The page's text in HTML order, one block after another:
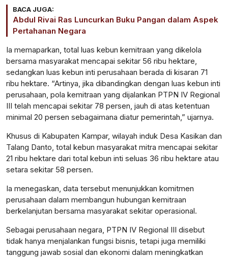
BACA JUGA:
Abdul Rivai Ras Luncurkan Buku Pangan dalam Aspek
Pertahanan Negara
Ia memaparkan, total luas kebun kemitraan yang dikelola
bersama masyarakat mencapai sekitar 56 ribu hektare,
sedangkan luas kebun inti perusahaan berada di kisaran 71
ribu hektare. “Artinya, jika dibandingkan dengan luas kebun inti
perusahaan, pola kemitraan yang dijalankan PTPN IV Regional
III telah mencapai sekitar 78 persen, jauh di atas ketentuan
minimal 20 persen sebagaimana diatur pemerintah,” ujarnya.
Khusus di Kabupaten Kampar, wilayah induk Desa Kasikan dan
Talang Danto, total kebun masyarakat mitra mencapai sekitar
21 ribu hektare dari total kebun inti seluas 36 ribu hektare atau
setara sekitar 58 persen.
Ia menegaskan, data tersebut menunjukkan komitmen
perusahaan dalam membangun hubungan kemitraan
berkelanjutan bersama masyarakat sekitar operasional.
Sebagai perusahaan negara, PTPN IV Regional III disebut
tidak hanya menjalankan fungsi bisnis, tetapi juga memiliki
tanggung jawab sosial dan ekonomi dalam meningkatkan